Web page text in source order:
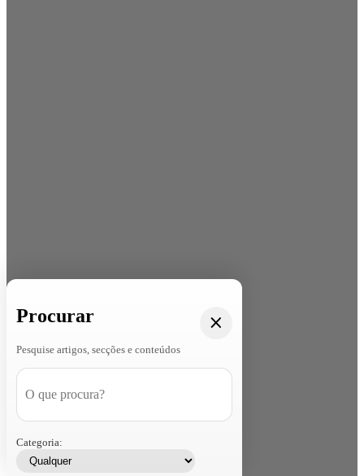
Procurar
Pesquise artigos, secções e conteúdos
Categoria: